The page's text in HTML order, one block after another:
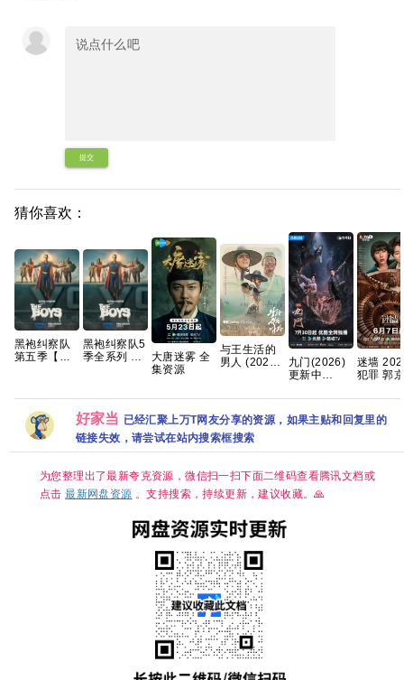
提交
猜你喜欢：
黑袍纠察队
第五季【最
黑袍纠察队5
季全系列 手
大唐迷雾 全
集资源
与王生活的
男人 (2026)
[1080P]
4.27GB
九门(2026)
更新中
国语中字网
盘资源][1GB
集]
迷墙
犯罪 郭
最新 夸克
好家当 已经汇聚上万T网友分享的资源，如果主贴和回复里的
链接失效，请尝试在站内搜索框搜索
为您整理出了最新夸克资源，微信扫一扫下面二维码查看腾讯文档或
点击最新网盘资源 。支持搜索，持续更新，建议收藏。🙏